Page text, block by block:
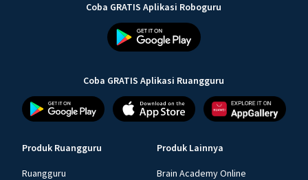
Coba GRATIS Aplikasi Roboguru
Coba GRATIS Aplikasi Ruangguru
Produk Ruangguru
Ruangguru
Produk Lainnya
Brain Academy Online